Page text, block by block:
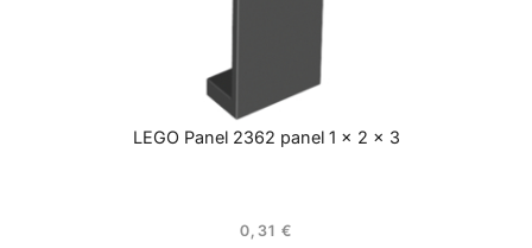
LEGO Panel 2362 panel 1 x 2 x 3
0,31 €